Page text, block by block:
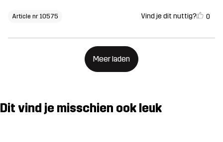
Article nr 10575 Vind je dit nuttig? 0
Meer laden
Dit vind je misschien ook leuk